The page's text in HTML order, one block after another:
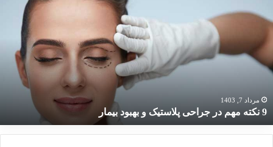
مهم
جراحی
پلاستیک
و
بیمارمرداد 7, 1403
9 نکته مهم در جراحی پلاستیک و بهبود بیمار